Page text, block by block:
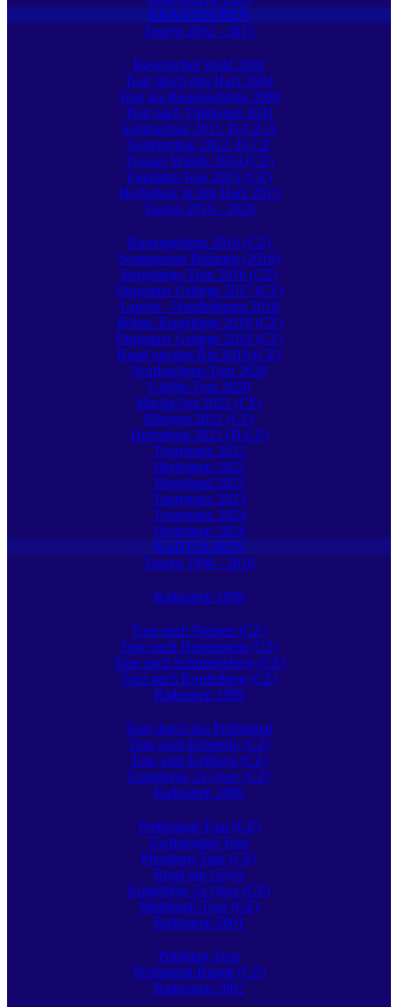
KRADTOUREN
Touren 2002 - 2015
Bayerischer Wald 2002
Tour durch den Harz 2004
Tour ins Riesengebirge 2009
Tour nach Thüringen 2011
Sommertour 2011: D-CZ-A
Sommertour 2012: D-CZ
Tyssaer Wände 2014 (CZ)
Egerland-Tour 2015 (CZ)
Herbsttour in den Harz 2015
Touren 2016 - 2020
Riesengebirge 2016 (CZ)
Sommertour Böhmen (2016)
Isergebirge-Tour 2016 (CZ)
Duppauer Gebirge 2017 (CZ)
Lausitz - Nordböhmen 2018
Böhm. Erzgebirge 2019 (CZ)
Duppauer Gebirge 2019 (CZ)
Rund um den Říp 2019 (CZ)
Nordsachsen-Tour 2020
Görlitz-Tour 2020
Macha-See 2021 (CZ)
Elbogen 2021 (CZ)
Herbsttour 2021 (D-CZ)
Tourenmix 2022
Herbsttour 2022
Rheinland 2023
Tourenmix 2023
Tourenmix 2024
Herbsttour 2024
RADTOUREN
Touren 1998 - 2010
Radtouren 1998
Tour nach Weipert (CZ)
Tour nach Hassenstein (CZ)
Tour nach Schmiedeberg (CZ)
Tour nach Kupferberg (CZ)
Radtouren 1999
Tour durch das Preßnitztal
Tour nach Klösterle (CZ)
Tour zum Keilberg (CZ)
Erzgebirge 2x Quer (CZ)
Radtouren 2000
Preßnitztal-Tour (CZ)
Zschopautal-Tour
Plessberg-Tour (CZ)
Rund um Geyer
Erzgebirge 2x Quer (CZ)
Mühlental-Tour (CZ)
Radtouren 2001
Pöhlberg-Tour
Preßnitztal-Runde (CZ)
Radtouren 2002